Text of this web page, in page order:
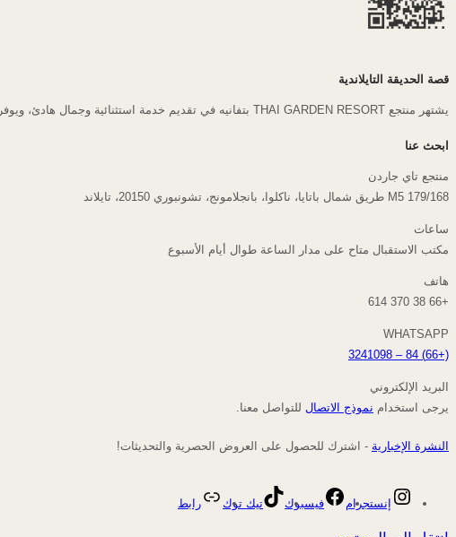
قصة الحديقة التايلاندية
يشتهر منتجع THAI GARDEN RESORT بتفانيه في تقديم خدمة استثنائية وجمال هادئ، ويوفر ملاذًا لا يُنسى في باتايا. منذ افتتاحه، قمنا بإعادة تعريف الضيافة، حيث قمنا بإنشاء واحة هادئة للمسافرين الباحثين عن الاسترخاء والتجديد.
ابحث عنا
منتجع تاي جاردن
179/168 M5 طريق شمال باتايا، ناكلوا، بانجلامونج، تشونبوري 20150، تايلاند
ساعات
مكتب الاستقبال متاح على مدار الساعة طوال أيام الأسبوع
هاتف
+66 38 370 614
WHATSAPP
(+66) 84 – 3241098
البريد الإلكتروني
يرجى استخدام نموذج الاتصال للتواصل معنا.
النشرة الإخبارية - اشترك للحصول على العروض الحصرية والتحديثات!
إنستجرام فيسبوك تيك توك رابط